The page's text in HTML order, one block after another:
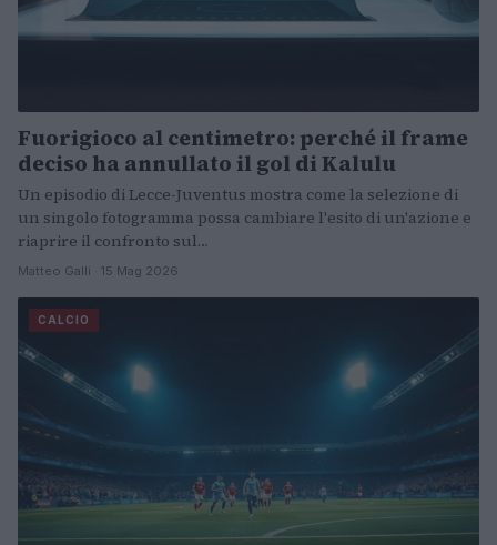
Fuorigioco al centimetro: perché il frame
deciso ha annullato il gol di Kalulu
Un episodio di Lecce-Juventus mostra come la selezione di
un singolo fotogramma possa cambiare l'esito di un'azione e
riaprire il confronto sul…
Matteo Galli · 15 Mag 2026
CALCIO